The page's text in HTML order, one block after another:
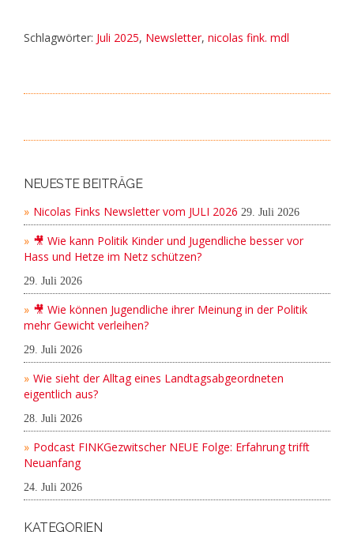
Schlagwörter: Juli 2025, Newsletter, nicolas fink. mdl
NEUESTE BEITRÄGE
Nicolas Finks Newsletter vom JULI 2026 29. Juli 2026
🎥 Wie kann Politik Kinder und Jugendliche besser vor
Hass und Hetze im Netz schützen?
29. Juli 2026
🎥 Wie können Jugendliche ihrer Meinung in der Politik
mehr Gewicht verleihen?
29. Juli 2026
Wie sieht der Alltag eines Landtagsabgeordneten
eigentlich aus?
28. Juli 2026
Podcast FINKGezwitscher NEUE Folge: Erfahrung trifft
Neuanfang
24. Juli 2026
KATEGORIEN